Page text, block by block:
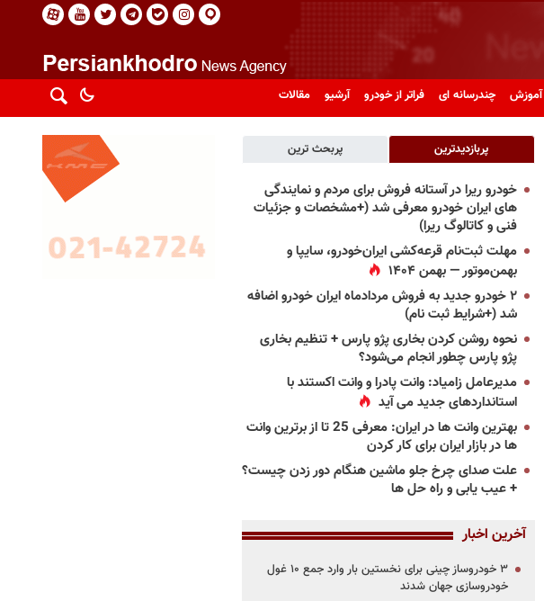
آموزش چندرسانه ای فراتر از خودرو آرشیو مقالات
پربازدیدترین پربحث ترین
خودرو ریرا در آستانه فروش برای مردم و نمایندگی
های ایران خودرو معرفی شد (+مشخصات و جزئیات
فنی و کاتالوگ ریرا)
مهلت ثبت‌نام قرعه‌کشی ایران‌خودرو، سایپا و
بهمن‌موتور — بهمن ۱۴۰۴
۲ خودرو جدید به فروش مردادماه ایران خودرو اضافه
شد (+شرایط ثبت نام)
نحوه روشن کردن بخاری پژو پارس + تنظیم بخاری
پژو پارس چطور انجام می‌شود؟
مدیرعامل زامیاد: وانت پادرا و وانت اکستند با
استانداردهای جدید می آید
بهترین وانت ها در ایران: معرفی 25 تا از برترین وانت
ها در بازار ایران برای کار کردن
علت صدای چرخ جلو ماشین هنگام دور زدن چیست؟
+ عیب یابی و راه حل ها
آخرین اخبار
۳ خودروساز چینی برای نخستین بار وارد جمع ۱۰ غول
خودروسازی جهان شدند